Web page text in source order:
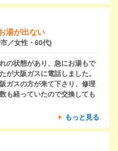
湯が出ない
／女性・60代)
の状態があり、急にお湯もで
が大阪ガスに電話しました。
ガスの方が来て下さり、修理
も経っていたので交換しても
もっと見る